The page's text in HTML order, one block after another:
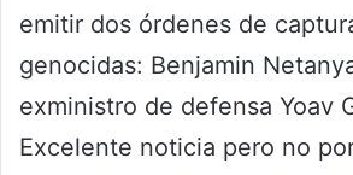
emitir dos órdenes de
genocidas: Benjamin
exministro de defensa Yoav
Excelente noticia pero no